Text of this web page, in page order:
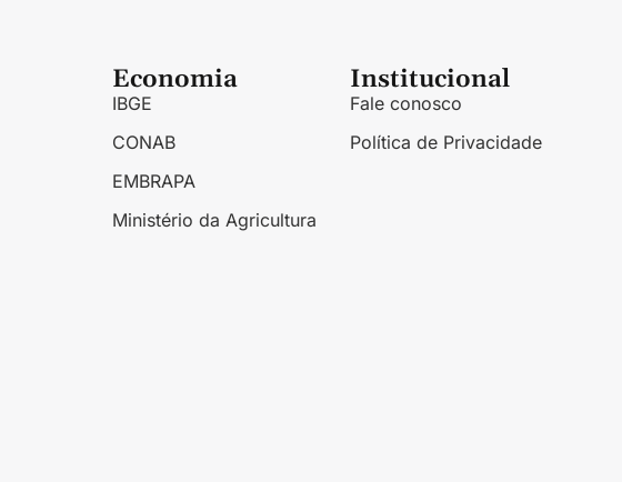
Economia
IBGE
CONAB
EMBRAPA
Ministério da Agricultura
Institucional
Fale conosco
Política de Privacidade